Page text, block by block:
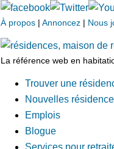
À propos | Annoncez | Nous
La référence web en
Trouver une
Nouvelles
Emplois
Blogue
Services pour